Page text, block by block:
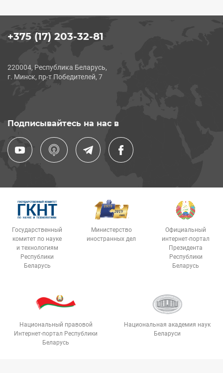
+375 (17) 203-32-81
220004, Республика Беларусь,
г. Минск, пр-т Победителей, 7
Подписывайтесь на нас в
Государственный
комитет по науке
и технологиям
Республики
Беларусь
Министерство
иностранных дел
Официальный
интернет-портал
Президента
Республики
Беларусь
Национальный правовой
Интернет-портал Республики
Беларусь
Национальная академия наук
Беларуси